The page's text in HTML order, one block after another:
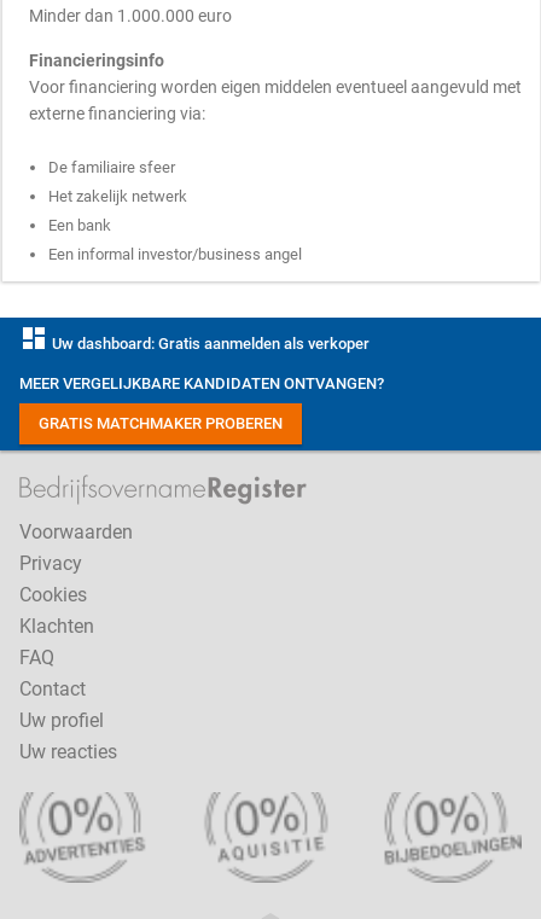
Minder dan 1.000.000 euro
Financieringsinfo
Voor financiering worden eigen middelen eventueel aangevuld met
externe financiering via:
De familiaire sfeer
Het zakelijk netwerk
Een bank
Een informal investor/business angel
dashboard Uw dashboard: Gratis aanmelden als verkoper
MEER VERGELIJKBARE KANDIDATEN ONTVANGEN?
GRATIS MATCHMAKER PROBEREN
Voorwaarden
Privacy
Cookies
Klachten
FAQ
Contact
Uw profiel
Uw reacties